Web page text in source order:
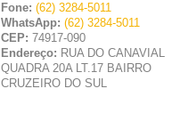
Fone: (62) 3284-5011
WhatsApp: (62) 3284-5011
CEP: 74917-090
Endereço: RUA DO CANAVIAL
QUADRA 20A LT.17 BAIRRO
CRUZEIRO DO SUL